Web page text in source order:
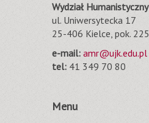
Wydział Humanistyczny
ul. Uniwersytecka 17
25-406 Kielce, pok. 225
e-mail: amr@ujk.edu.pl
tel:41 349 70 80
Menu